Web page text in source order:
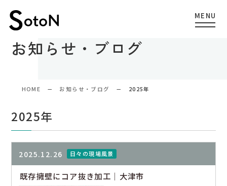
お知らせ・ブログ
HOME お知らせ・ブログ 2025年
2025年
2025.12.26 日々の現場風景
既存擁壁にコア抜き加工｜大津市